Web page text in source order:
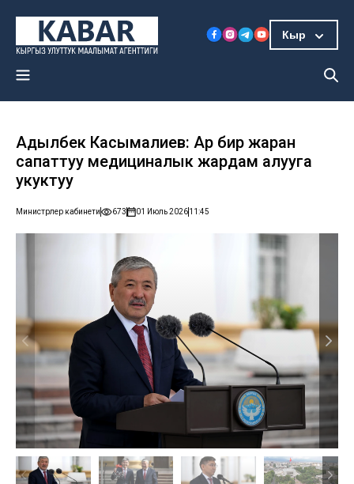
Кыр
Адылбек Касымалиев: Ар бир жаран
сапаттуу медициналык жардам алууга
укуктуу
Министрлер кабинети 673 01 Июль 202611:45